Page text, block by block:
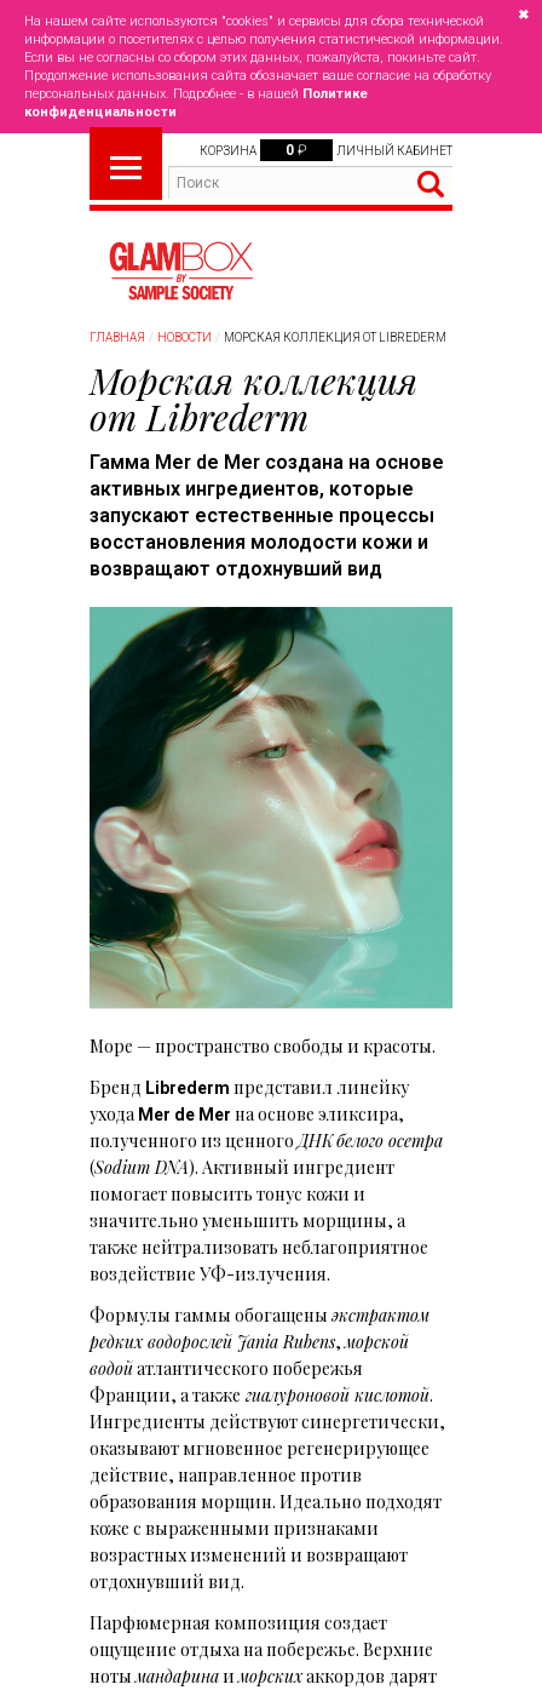
На нашем сайте используются "cookies" и сервисы для сбора технической
информации о посетителях с целью получения статистической информации.
Если вы не согласны со сбором этих данных, пожалуйста, покиньте сайт.
Продолжение использования сайта обозначает ваше согласие на обработку
персональных данных. Подробнее - в нашей Политике
конфиденциальности
✖
КОРЗИНА 0 ₽ ЛИЧНЫЙ КАБИНЕТ
ГЛАВНАЯ НОВОСТИ МОРСКАЯ КОЛЛЕКЦИЯ ОТ LIBREDERM
Морская коллекция
от Librederm
Гамма Mer de Mer создана на основе
активных ингредиентов, которые
запускают естественные процессы
восстановления молодости кожи и
возвращают отдохнувший вид
Море — пространство свободы и красоты.
Бренд Librederm представил линейку
ухода Mer de Mer на основе эликсира,
полученного из ценногоДНКбелого осетра
(Sodium DNA). Активный ингредиент
помогает повысить тонус кожи и
значительно уменьшить морщины, а
также нейтрализовать неблагоприятное
воздействие УФ-излучения.
Формулы гаммы обогащеныэкстрактом
редких водорослей Jania Rubens,морской
водойатлантического побережья
Франции, а также гиалуроновой кислотой.
Ингредиенты действуют синергетически,
оказывают мгновенное регенерирующее
действие, направленное против
образования морщин. Идеально подходят
коже с выраженными признаками
возрастных изменений и возвращают
отдохнувший вид.
Парфюмерная композиция создает
ощущение отдыха на побережье. Верхние
нотымандаринаиморскихаккордов дарят